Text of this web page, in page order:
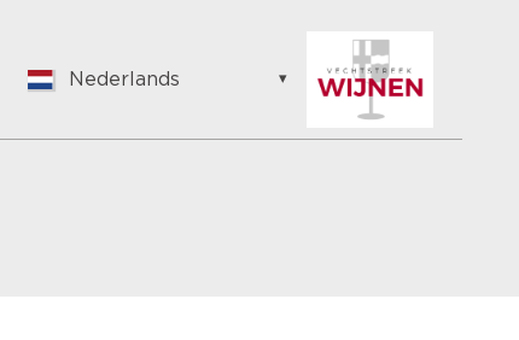
Nederlands
Nederlands